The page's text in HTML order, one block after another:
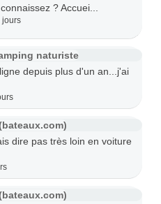
? Accuei...
jours
naturiste
depuis plus d'un an...j'ai
dire pas très loin en voiture